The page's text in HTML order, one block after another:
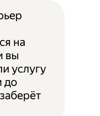
на
вы
услугу
до